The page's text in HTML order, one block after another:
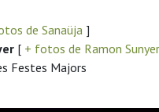
de Sanaüja ]
[ + fotos de Ramon
Festes Majors